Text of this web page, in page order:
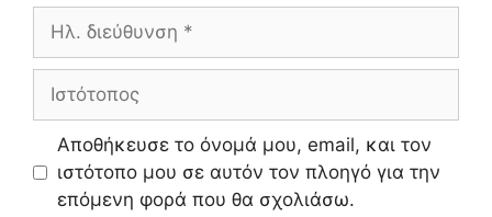
Ηλ.
Ιστότοπος
Αποθήκευσε το όνομά μου, email, και τον
ιστότοπο μου σε αυτόν τον πλοηγό για την
επόμενη φορά που θα σχολιάσω.